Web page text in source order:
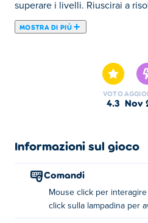
superare i livelli. Riuscirai a
MOSTRA DI PIÙ
realizzati, e devi pensare fuori
tutti. Sentiti libero di usare il
che apparirà nell'angolo in alto
completare tutti i 50 livelli e
Come giocare:
Usa il tasto sinistro del mouse
puzzle. Fare clic sulla
VOTO
4.3
Informazioni sul gioco
Comandi
Mouse click per
click sulla lampadina per